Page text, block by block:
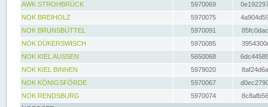
AWK STROHBRÜCK
5970069
NOK BREIHOLZ
5970075
NOK BRUNSBÜTTEL
5970091
NOK DÜKERSWISCH
5970085
NOK KIEL AUSSEN
5650068
NOK KIEL BINNEN
5979020
NOK KÖNIGSFÖRDE
5970067
NOK RENDSBURG
5970074